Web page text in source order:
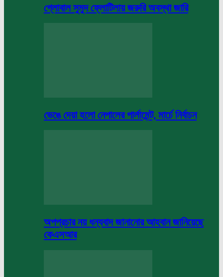
গ্লোবাল সুমুদ ফ্লোটিলায় জরুরি অবস্থা জারি
ভেঙে দেয়া হলো নেপালের পার্লামেন্ট, মার্চে নির্বাচন
অপপ্রচার নয় ধন্যবাদ জানানোর আহবান জানিয়েছে
কেএসআর